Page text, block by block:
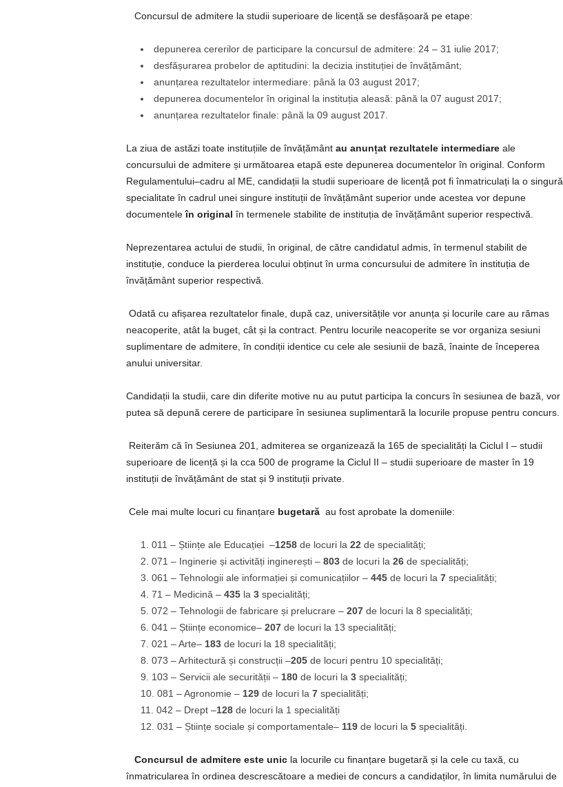
Concursul de admitere la studii superioare de licență se desfășoară pe etape:
depunerea cererilor de participare la concursul de admitere: 24 – 31 iulie 2017;
desfășurarea probelor de aptitudini: la decizia instituției de învățământ;
anunțarea rezultatelor intermediare: până la 03 august 2017;
depunerea documentelor în original la instituția aleasă: până la 07 august 2017;
anunțarea rezultatelor finale: până la 09 august 2017.
La ziua de astăzi toate instituțiile de învățământ au anunțat rezultatele intermediareale
concursului de admitere șiurmătoarea etapă este depunerea documentelor în original. Conform
Regulamentului–cadru al ME, candidații la studii superioare de licență pot fi înmatriculați la o singură
specialitate în cadrul unei singure instituții de învățământ superior unde acestea vor depune
documenteleîn original în termenele stabilite de instituția de învățământ superior respectivă.
Neprezentarea actului de studii, în original, de către candidatul admis, în termenul stabilit de
instituție, conduce la pierderea locului obținut în urma concursului de admitere în instituția de
învățământ superior respectivă.
Odată cu afișarea rezultatelor finale, după caz, universitățile vor anunța și locurile care au rămas
neacoperite, atât la buget, cât și la contract. Pentru locurile neacoperite se vor organiza sesiuni
suplimentare de admitere, în condiții identice cu cele ale sesiunii de bază, înainte de începerea
anului universitar.
Candidații la studii, care din diferite motive nu au putut participa la concurs în sesiunea de bază, vor
putea să depună cerere de participare în sesiunea suplimentară la locurile propuse pentru concurs.
Reiterăm că în Sesiunea 201,
admiterea se organizează la 165 de specialități la Ciclul I – studii
superioare de licență și la cca 500 de programe la Ciclul II – studii superioare de masterîn 19
instituții de învățământ de stat și 9 instituții private.
Cele mai multe locuri cu finanțare bugetară au fost aprobate la domeniile:
011 – Științe ale Educației –1258 de locuri la 22 de specialități;
071 – Inginerie și activități inginerești– 803de locuri la 26de specialități;
061 – Tehnologii ale informației și comunicațiilor– 445de locuri la 7 specialități;
71 – Medicină – 435 la 3 specialități;
072 – Tehnologii de fabricare și prelucrare – 207de locuri la 8 specialități;
041 – Științe economice– 207 de locuri la 13 specialități;
021 – Arte– 183de locuri la 18 specialități;
073 – Arhitectură și construcții –205 de locuri pentru 10 specialități;
103 – Servicii ale securității – 180de locuri la 3 specialități;
081 – Agronomie – 129de locuri la 7 specialități;
042 – Drept –128de locuri la 1 specialități
031 – Științe sociale și comportamentale– 119de locuri la 5 specialități.
Concursul de admitere este unicla locurile cu finanțare bugetară și la cele cu taxă, cu
înmatricularea în ordinea descrescătoare a mediei de concurs a candidaților, în limita numărului de